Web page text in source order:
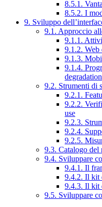
8.5.1.
8.5.2. I
9. Sviluppo
9.1. Approccio
9.1.1.
9.1.2. Web
9.1.3.
9.1.4.
degradation
9.2. Strumenti di
9.2.1.
9.2.2.
use
9.2.3.
9.2.4.
9.2.5.
9.3. Catalogo del
9.4. Sviluppare
9.4.1. Il
9.4.2. Il kit
9.4.3. Il kit
9.5. Sviluppare